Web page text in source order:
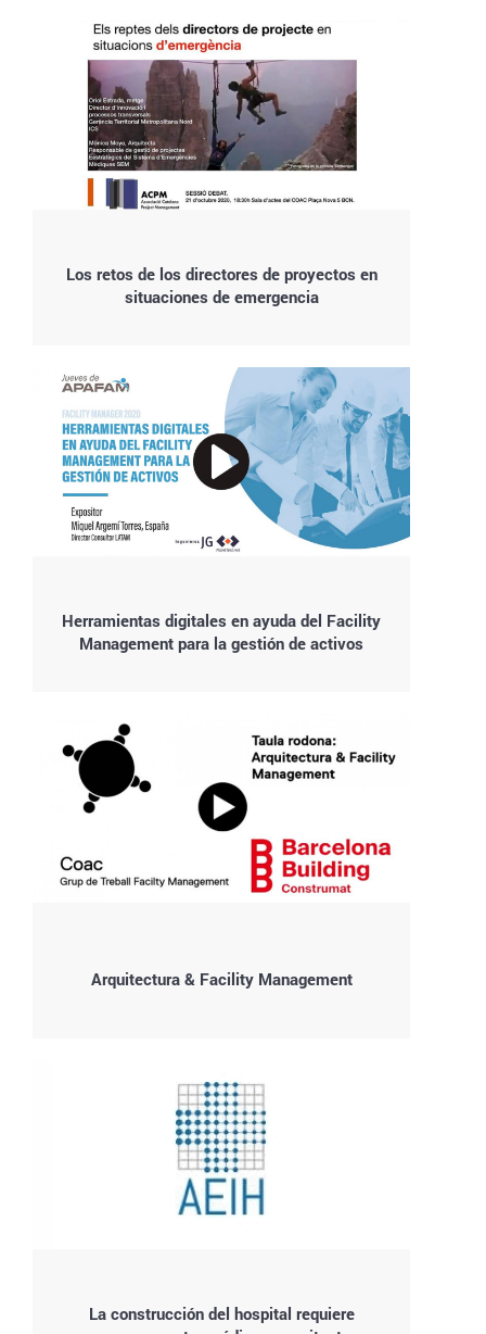
Los retos de los directores de proyectos en
situaciones de emergencia
Herramientas digitales en ayuda del Facility
Management para la gestión de activos
Arquitectura & Facility Management
La construcción del hospital requiere